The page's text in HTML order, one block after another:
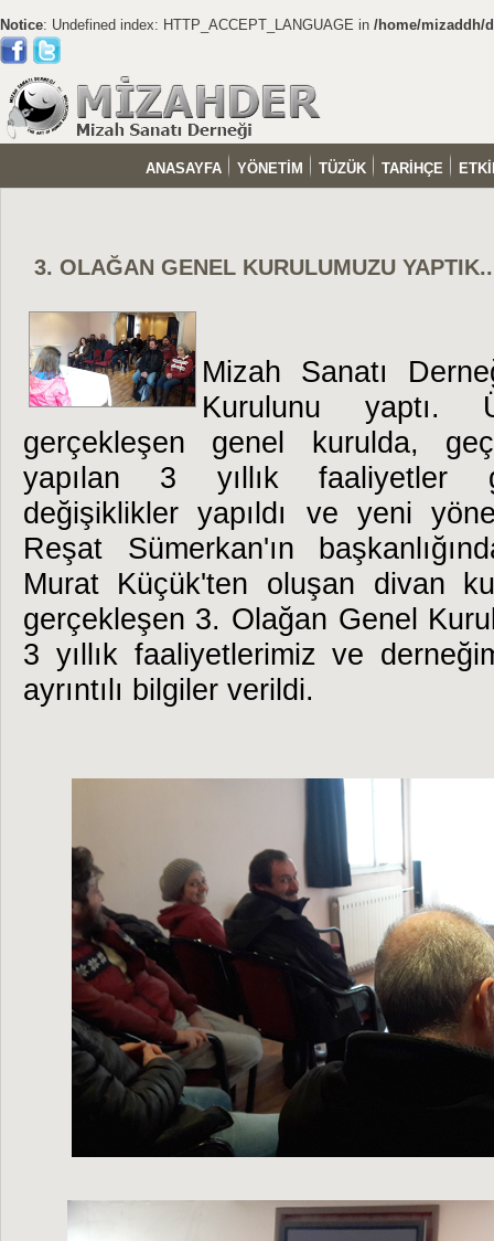
Notice: Undefined index: HTTP_ACCEPT_LANGUAGE in /home/mizaddh/
ANASAYFA YÖNETİM TÜZÜK TARİHÇE
3. OLAĞAN GENEL KURULUMUZU
Mizah Sanatı
Kurulunu yaptı.
gerçekleşen genel kurulda,
yapılan 3 yıllık faaliyetler
değişiklikler yapıldı ve yeni
Reşat Sümerkan'ın
Murat Küçük'ten oluşan divan
gerçekleşen 3. Olağan Genel
3 yıllık faaliyetlerimiz ve
ayrıntılı bilgiler verildi.